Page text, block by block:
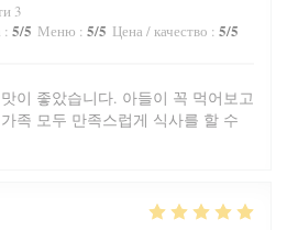
3
: 5/5 Меню : 5/5 Цена / качество : 5/5
이 좋았습니다. 아들이 꼭 먹어보고
족 모두 만족스럽게 식사를 할 수